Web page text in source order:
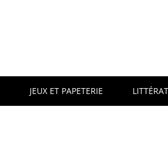
JEUX ET PAPETERIE